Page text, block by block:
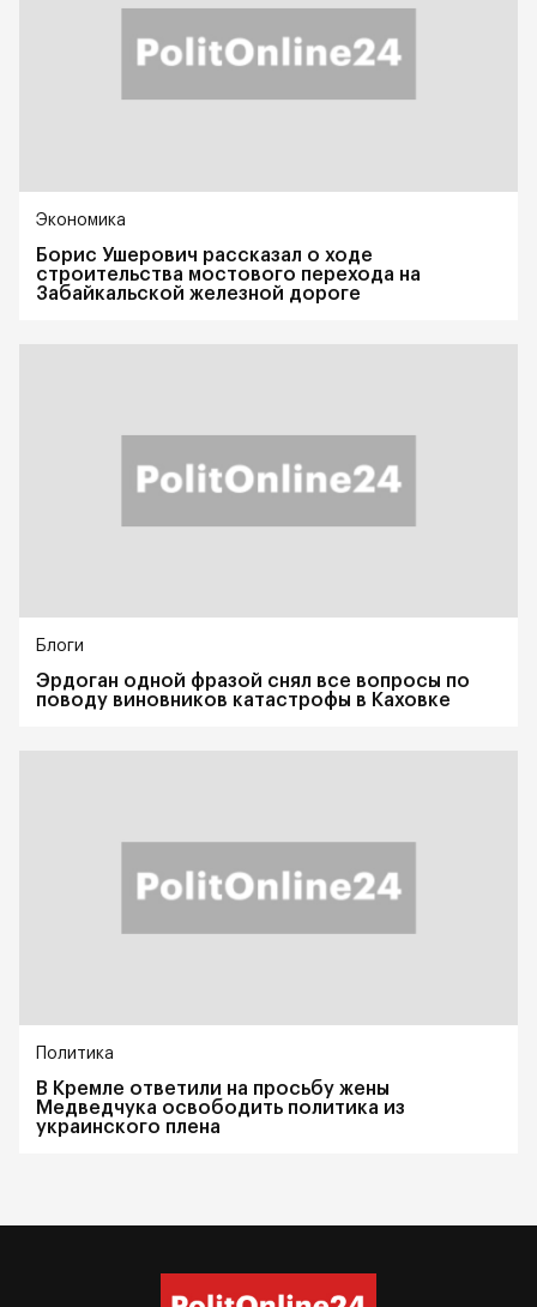
Экономика
Борис Ушерович рассказал о ходе
строительства мостового перехода на
Забайкальской железной дороге
Блоги
Эрдоган одной фразой снял все вопросы по
поводу виновников катастрофы в Каховке
Политика
В Кремле ответили на просьбу жены
Медведчука освободить политика из
украинского плена